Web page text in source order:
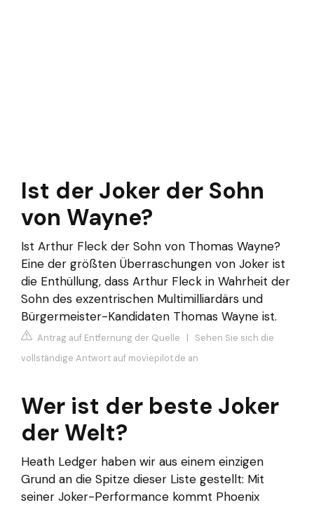
Ist der Joker der Sohn
von Wayne?
Ist Arthur Fleck der Sohn von Thomas Wayne?
Eine der größten Überraschungen von Joker ist
die Enthüllung, dass Arthur Fleck in Wahrheit der
Sohn des exzentrischen Multimilliardärs und
Bürgermeister-Kandidaten Thomas Wayne ist.
Antrag auf Entfernung der Quelle | Sehen Sie sich die
vollständige Antwort auf moviepilot.de an
Wer ist der beste Joker
der Welt?
Heath Ledger haben wir aus einem einzigen
Grund an die Spitze dieser Liste gestellt: Mit
seiner Joker-Performance kommt Phoenix